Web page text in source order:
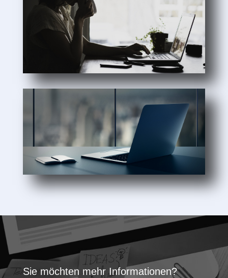
Sie möchten mehr Informationen?